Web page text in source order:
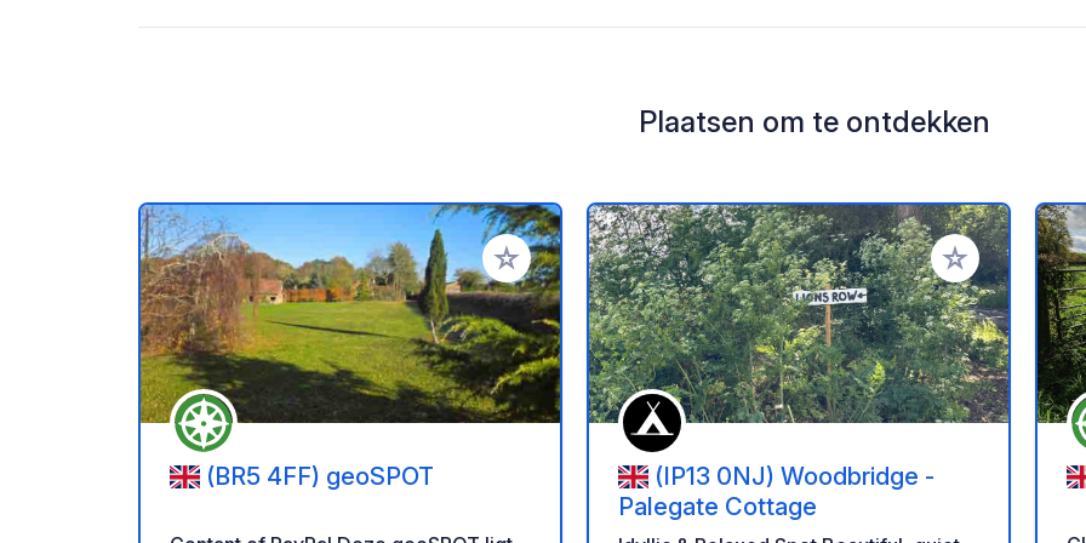
Plaatsen om te ontdekken
Voeg toe aan je favorieten
(BR5 4FF) geoSPOT
Voeg toe aan je
(IP13 0NJ) Woodbridge -
Palegate Cottage